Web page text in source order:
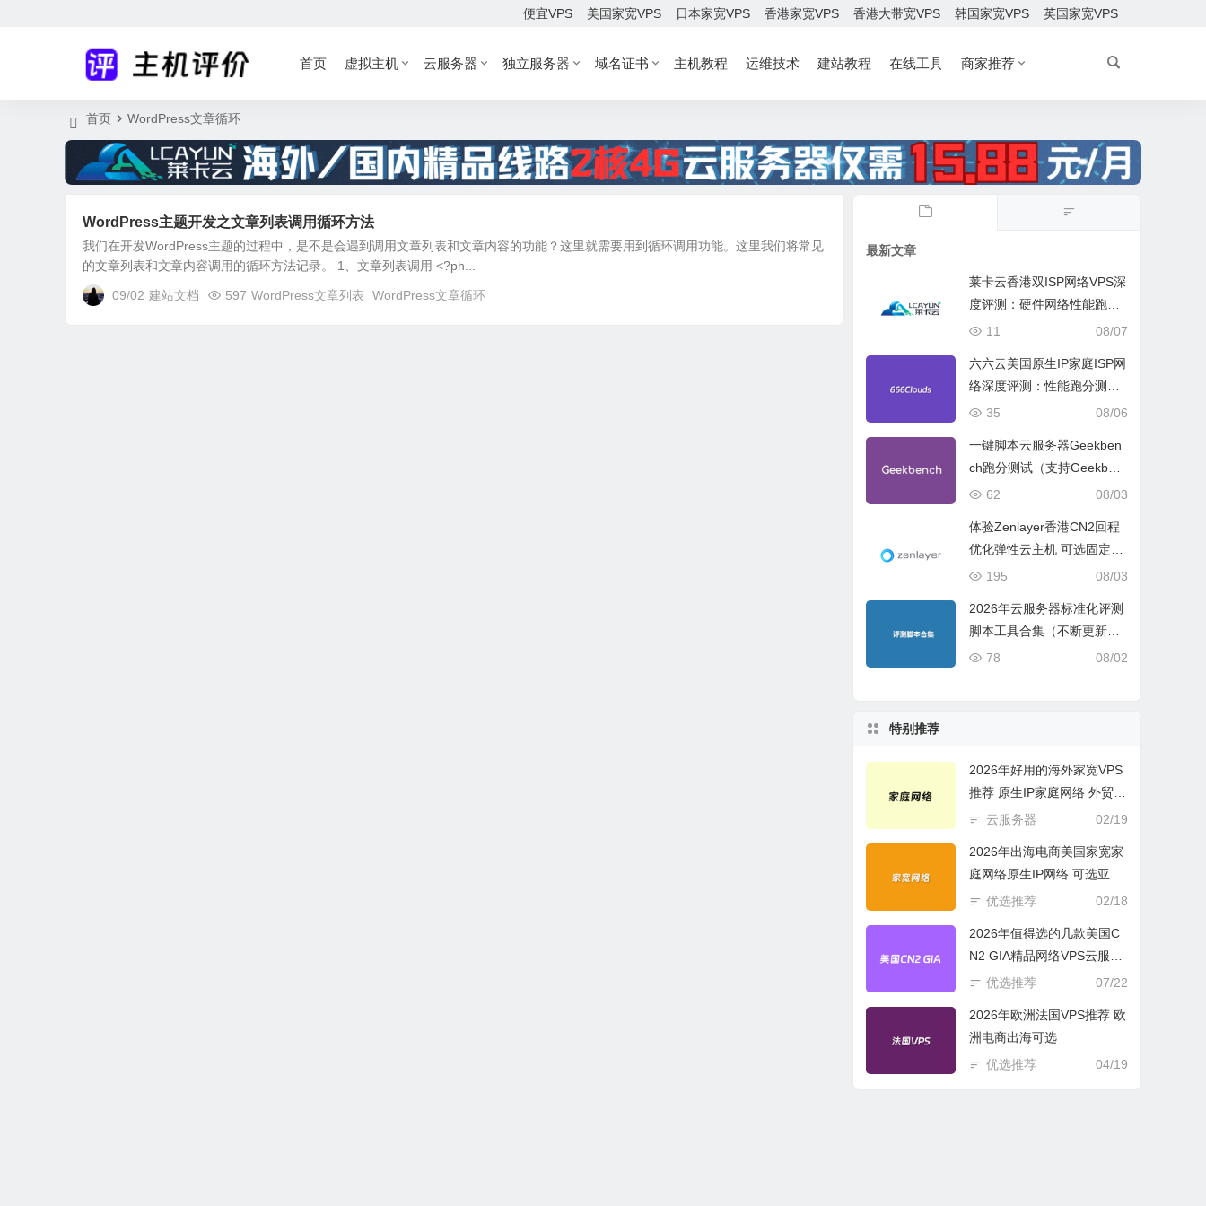
便宜VPS 美国家宽VPS 日本家宽VPS 香港家宽VPS 香港大带宽VPS 韩国家宽VPS 英国家宽VPS
首页 虚拟主机 云服务器 独立服务器 域名证书 主机教程 运维技术 建站教程 在线工具 商家推荐
首页 WordPress文章循环
WordPress主题开发之文章列表调用循环方法
我们在开发WordPress主题的过程中，是不是会遇到调用文章列表和文章内容的功能？这里就需要用到循环调用功能。这里我们将常见
的文章列表和文章内容调用的循环方法记录。 1、文章列表调用 <?ph...
09/02 建站文档 597 WordPress文章列表 WordPress文章循环
最新文章
莱卡云香港双ISP网络VPS深
度评测：硬件网络性能跑
分、流媒体兼容测试和选择
08/07
11
六六云美国原生IP家庭ISP网
络深度评测：性能跑分测
试、网络线路与购买建议08/06
35
一键脚本云服务器Geekben
ch跑分测试（支持Geekben
ch 5 Geekbench 6 Geekbe
08/03
62
体验Zenlayer香港CN2回程
优化弹性云主机 可选固定带
宽或流量模式
08/03
195
2026年云服务器标准化评测
脚本工具合集（不断更新完
善）
08/02
78
特别推荐
2026年好用的海外家宽VPS
推荐 原生IP家庭网络 外贸电
商必选
02/19
云服务器
2026年出海电商美国家宽家
庭网络原生IP网络 可选亚欧
美云服务器
02/18
优选推荐
2026年值得选的几款美国C
N2 GIA精品网络VPS云服务
器推荐
07/22
优选推荐
2026年欧洲法国VPS推荐 欧
洲电商出海可选
04/19
优选推荐